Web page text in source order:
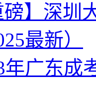
磅】深
最新）
年广东成